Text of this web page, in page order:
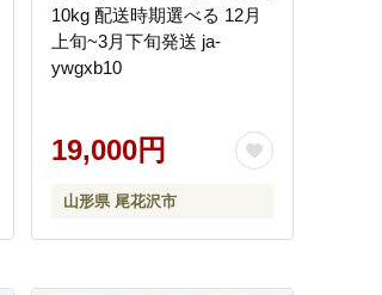
10kg 配送時期選べる 12月
上旬~3月下旬発送 ja-
ywgxb10
19,000円
山形県 尾花沢市